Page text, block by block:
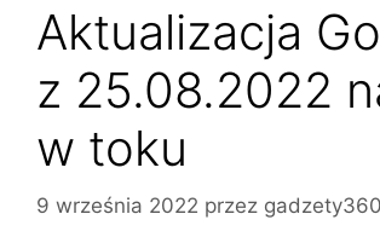
Aktualizacja
z 25.08.2022
w toku
9 września 2022 przez gadzety360